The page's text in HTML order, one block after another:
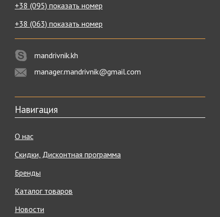
+38 (095) показать номер
+38 (063) показать номер
mandrivnik.kh
manager.mandrivnik@gmail.com
Навигация
О нас
Скидки, Дисконтная программа
Бренды
Каталог товаров
Новости